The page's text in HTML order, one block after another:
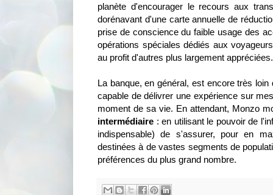
planète d'encourager le recours aux
dorénavant d'une carte annuelle de
prise de conscience du faible usage des
opérations spéciales dédiés aux
au profit d'autres plus largement appréciées.
La banque, en général, est encore très
capable de délivrer une expérience sur
moment de sa vie. En attendant, Monzo
intermédiaire : en utilisant le pouvoir de
indispensable) de s'assurer, pour en
destinées à de vastes segments de
préférences du plus grand nombre.